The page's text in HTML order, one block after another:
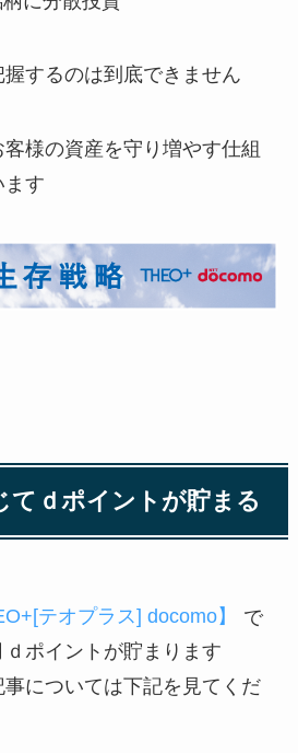
するのは到底できません
様の資産を守り増やす仕組
ます
てｄポイントが貯まる
テオプラス] docomo】
で
ポイントが貯まります
については下記を見てくだ